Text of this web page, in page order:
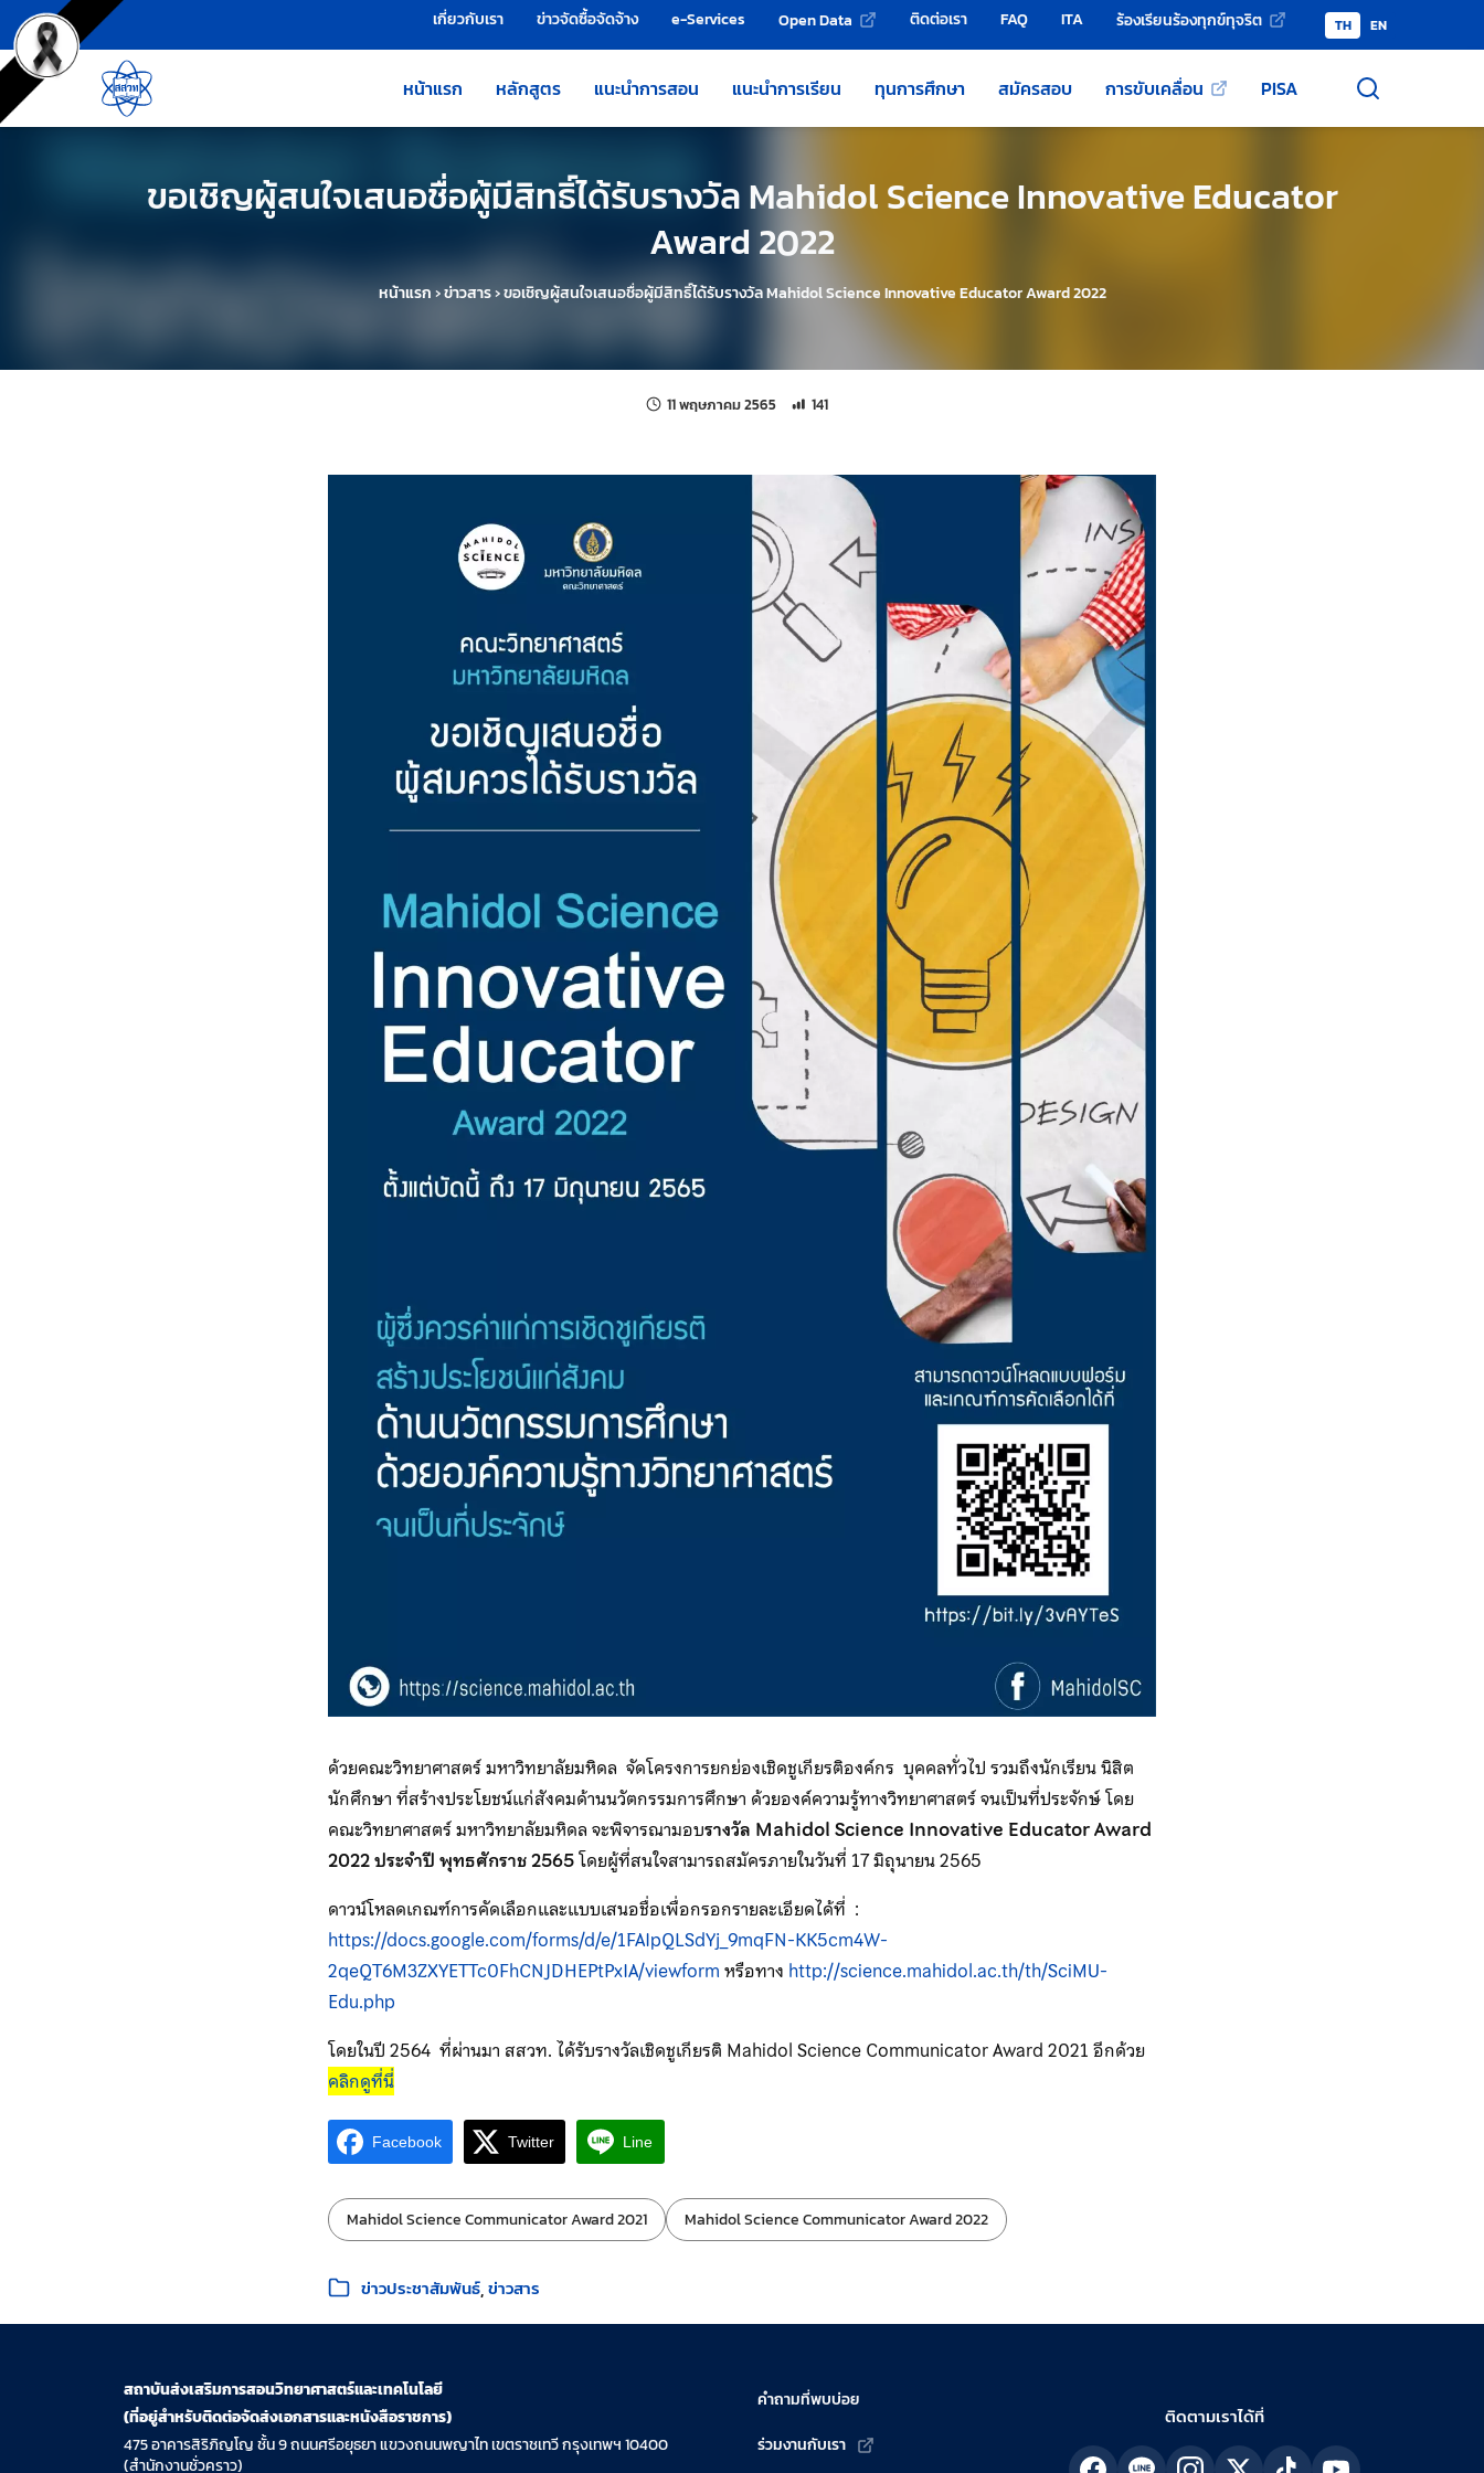
ข้ามไปยังเนื้อหาหลัก
เครื่องมือช่วยเหลือ เกี่ยวกับเรา ข่าวจัดซื้อจัดจ้าง e-Services Open Data ติดต่อเรา FAQ ITA ร้องเรียนร้องทุกข์ทุจริต TH EN
หน้าแรก หลักสูตร แนะนำการสอน แนะนำการเรียน ทุนการศึกษา สมัครสอบ การขับเคลื่อน PISA
ขอเชิญผู้สนใจเสนอชื่อผู้มีสิทธิ์ได้รับรางวัล Mahidol Science Innovative Educator
Award 2022
หน้าแรก›ข่าวสาร›ขอเชิญผู้สนใจเสนอชื่อผู้มีสิทธิ์ได้รับรางวัล Mahidol Science Innovative Educator Award 2022
11 พฤษภาคม 2565 แก้ไขล่าสุดเมื่อ:
จำนวนการเข้าชม 141 ครั้ง
141
ด้วยคณะวิทยาศาสตร์ มหาวิทยาลัยมหิดล จัดโครงการยกย่องเชิดชูเกียรติองค์กร บุคคลทั่วไป รวมถึงนักเรียน นิสิต
นักศึกษา ที่สร้างประโยชน์แก่สังคมด้านนวัตกรรมการศึกษา ด้วยองค์ความรู้ทางวิทยาศาสตร์ จนเป็นที่ประจักษ์ โดย
คณะวิทยาศาสตร์ มหาวิทยาลัยมหิดล จะพิจารณามอบรางวัล Mahidol Science Innovative Educator Award
2022 ประจำปี พุทธศักราช 2565โดยผู้ที่สนใจสามารถสมัครภายในวันที่ 17 มิถุนายน 2565
ดาวน์โหลดเกณฑ์การคัดเลือกและแบบเสนอชื่อเพื่อกรอกรายละเอียดได้ที่ :
https://docs.google.com/forms/d/e/1FAIpQLSdYj_9mqFN-KK5cm4W-
2qeQT6M3ZXYETTc0FhCNJDHEPtPxIA/viewformหรือทาง http://science.mahidol.ac.th/th/SciMU-
Edu.php
โดยในปี 2564 ที่ผ่านมา สสวท. ได้รับรางวัลเชิดชูเกียรติ Mahidol Science Communicator Award 2021 อีกด้วย
คลิกดูที่นี่
Facebook Twitter Line
ป้ายกำกับ:
Mahidol Science Communicator Award 2021 Mahidol Science Communicator Award 2022
หมวดหมู่:
ข่าวประชาสัมพันธ์ ข่าวสาร
สถาบันส่งเสริมการสอนวิทยาศาสตร์และเทคโนโลยี
(ที่อยู่สำหรับติดต่อจัดส่งเอกสารและหนังสือราชการ)
475 อาคารสิริภิญโญ ชั้น 9 ถนนศรีอยุธยา แขวงถนนพญาไท เขตราชเทวี กรุงเทพฯ 10400
(สำนักงานชั่วคราว)
คำถามที่พบบ่อย
ร่วมงานกับเรา
ติดตามเราได้ที่